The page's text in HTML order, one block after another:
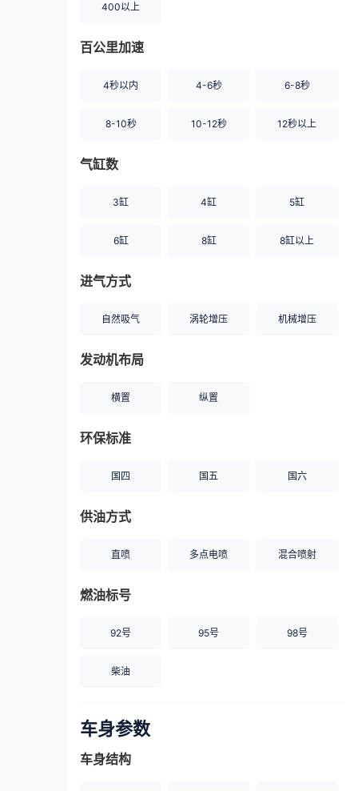
400以上
百公里加速
4秒以内 4-6秒 6-8秒
8-10秒 10-12秒 12秒以上
气缸数
3缸 4缸 5缸
6缸 8缸 8缸以上
进气方式
自然吸气 涡轮增压 机械增压
发动机布局
横置 纵置
环保标准
国四 国五 国六
供油方式
直喷 多点电喷 混合喷射
燃油标号
92号 95号 98号
柴油
车身参数
车身结构